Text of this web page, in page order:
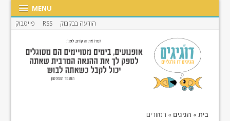
MENU
הודעה בבקבוק RSS פייסבוק
בית» הגיגים » רמזורים